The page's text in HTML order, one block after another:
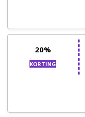
20%
KORTING